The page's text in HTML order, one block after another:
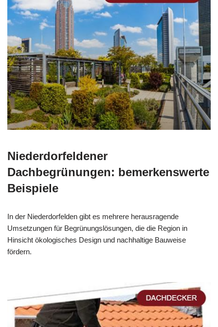
Niederdorfeldener
Dachbegrünungen: bemerkenswerte
Beispiele
In der Niederdorfelden gibt es mehrere herausragende
Umsetzungen für Begrünungslösungen, die die Region in
Hinsicht ökologisches Design und nachhaltige Bauweise
fördern.